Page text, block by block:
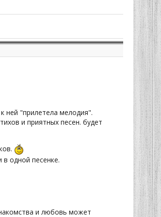
ней "прилетела мелодия".
и приятных песен. будет
одной песенке.
и любовь может